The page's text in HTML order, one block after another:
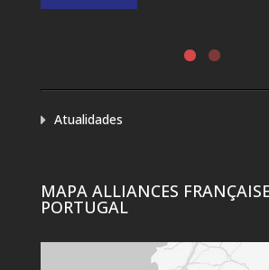
Atualidades
MAPA ALLIANCES
PORTUGAL